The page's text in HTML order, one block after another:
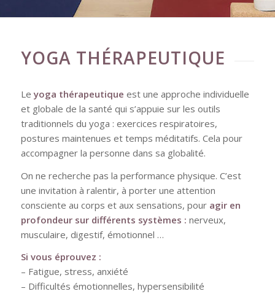
YOGA THÉRAPEUTIQUE
Le yoga thérapeutique est une approche individuelle
et globale de la santé qui s’appuie sur les outils
traditionnels du yoga : exercices respiratoires,
postures maintenues et temps méditatifs. Cela pour
accompagner la personne dans sa globalité.
On ne recherche pas la performance physique. C’est
une invitation à ralentir, à porter une attention
consciente au corps et aux sensations, pour agir en
profondeur sur différents systèmes : nerveux,
musculaire, digestif, émotionnel …
Si vous éprouvez :
– Fatigue, stress, anxiété
– Difficultés émotionnelles, hypersensibilité